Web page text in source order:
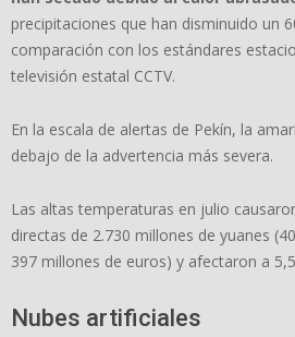
precipitaciones que han disminuido un
comparación con los estándares
televisión estatal CCTV.
En la escala de alertas de Pekín, la
debajo de la advertencia más severa.
Las altas temperaturas en julio
directas de 2.730 millones de yuanes
397 millones de euros) y afectaron a
Nubes artificiales